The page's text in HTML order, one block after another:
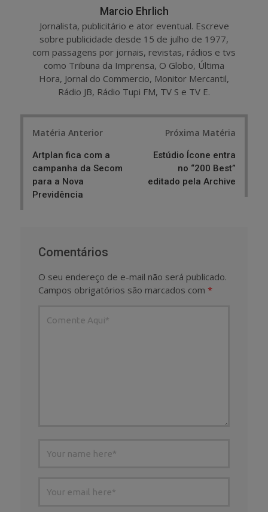
Marcio Ehrlich
Jornalista, publicitário e ator eventual. Escreve
sobre publicidade desde 15 de julho de 1977,
com passagens por jornais, revistas, rádios e tvs
como Tribuna da Imprensa, O Globo, Última
Hora, Jornal do Commercio, Monitor Mercantil,
Rádio JB, Rádio Tupi FM, TV S e TV E.
Matéria Anterior
Artplan fica com a
campanha da Secom
para a Nova
Previdência
Próxima Matéria
Estúdio Ícone entra
no “200 Best”
editado pela Archive
Comentários
O seu endereço de e-mail não será publicado.
Campos obrigatórios são marcados com *